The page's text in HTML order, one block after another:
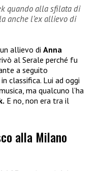
quando alla sfilata di
anche l’ex allievo di
allievo di Anna
al Serale perché fu
a seguito
classifica. Lui ad oggi
ma qualcuno l’ha
E no, non era tra il
alla Milano